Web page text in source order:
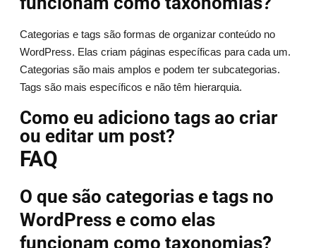
Categorias e tags são formas de organizar conteúdo no
WordPress. Elas criam páginas específicas para cada um.
Categorias são mais amplos e podem ter subcategorias.
Tags são mais específicos e não têm hierarquia.
Como eu adiciono tags ao criar
ou editar um post?
FAQ
O que são categorias e tags no
WordPress e como elas
funcionam como taxonomias?